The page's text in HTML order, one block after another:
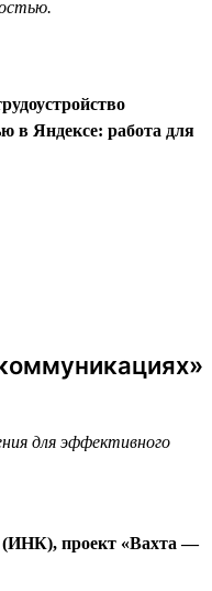
в Яндексе: работа для
для эффективного
(ИНК), проект «Вахта —